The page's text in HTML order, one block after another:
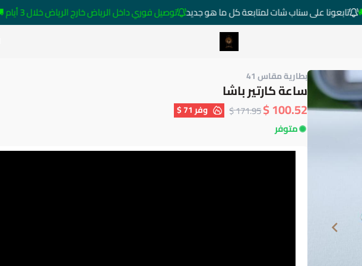
تابعونا على سناب شات لمتابعة كل ما هو جديد توصيل فوري داخل الرياض خارج الرياض خلال 3 أيام 🚚
متجر ساعات رومانس
بطارية مقاس 41
ساعة كارتير باشا
100.52 $
171.95 $ وفر71 $
متوفر